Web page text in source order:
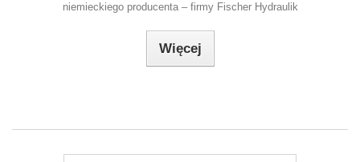
niemieckiego producenta – firmy Fischer Hydraulik
Więcej